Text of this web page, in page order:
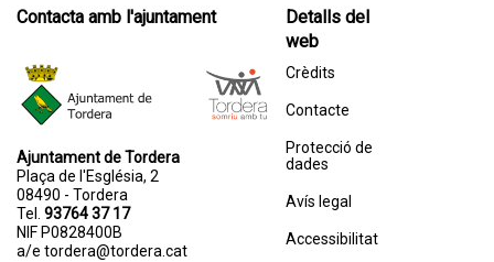
Contacta amb l'ajuntament
Ajuntament de Tordera
Plaça de l'Església, 2
08490 - Tordera
Tel. 93764 37 17
NIF P0828400B
a/e tordera@tordera.cat
Detalls del
web
Crèdits
Contacte
Protecció de
dades
Avís legal
Accessibilitat